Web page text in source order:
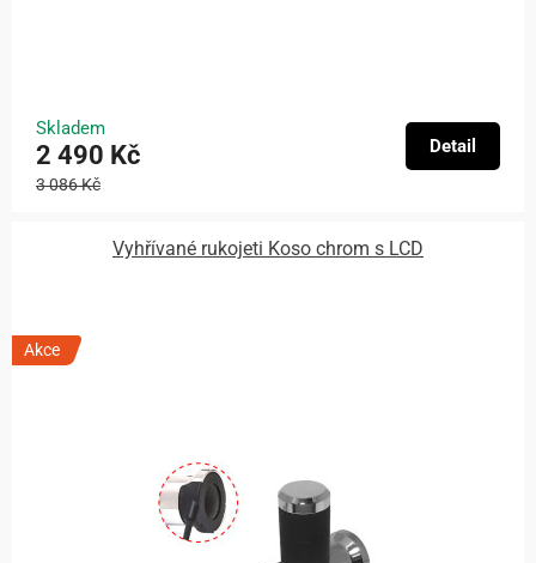
Skladem
2 490 Kč
3 086 Kč
Detail
Vyhřívané rukojeti Koso chrom s LCD
Akce